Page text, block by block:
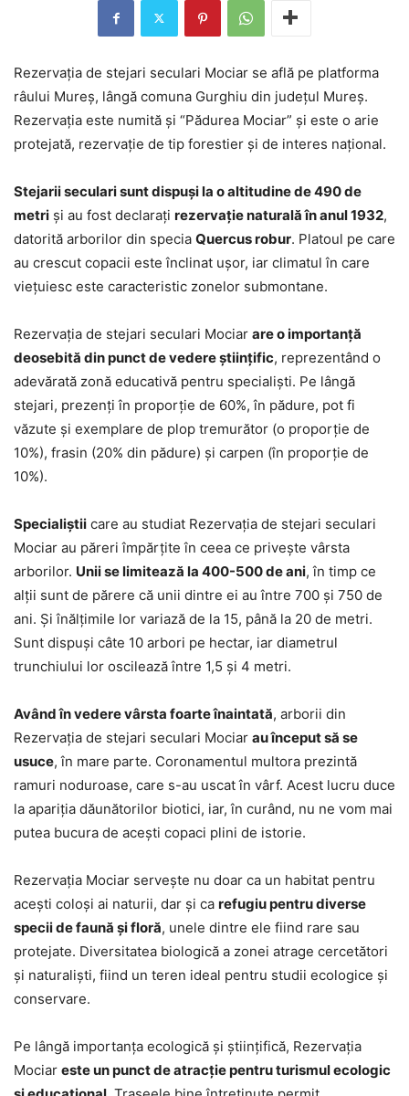
Rezervaţia de stejari seculari Mociar se află pe platforma
râului Mureş, lângă comuna Gurghiu din judeţul Mureş.
Rezervaţia este numită şi “Pădurea Mociar” şi este o arie
protejată, rezervaţie de tip forestier şi de interes naţional.
Stejarii seculari sunt dispuşi la o altitudine de 490 de
metri şi au fost declaraţi rezervaţie naturală în anul 1932,
datorită arborilor din specia Quercus robur. Platoul pe care
au crescut copacii este înclinat uşor, iar climatul în care
vieţuiesc este caracteristic zonelor submontane.
Rezervaţia de stejari seculari Mociar are o importanţă
deosebită din punct de vedere ştiinţific, reprezentând o
adevărată zonă educativă pentru specialişti. Pe lângă
stejari, prezenţi în proporţie de 60%, în pădure, pot fi
văzute şi exemplare de plop tremurător (o proporţie de
10%), frasin (20% din pădure) şi carpen (în proporţie de
10%).
Specialiştii care au studiat Rezervaţia de stejari seculari
Mociar au păreri împărţite în ceea ce priveşte vârsta
arborilor. Unii se limitează la 400-500 de ani, în timp ce
alţii sunt de părere că unii dintre ei au între 700 şi 750 de
ani. Şi înălţimile lor variază de la 15, până la 20 de metri.
Sunt dispuşi câte 10 arbori pe hectar, iar diametrul
trunchiului lor oscilează între 1,5 şi 4 metri.
Având în vedere vârsta foarte înaintată, arborii din
Rezervaţia de stejari seculari Mociar au început să se
usuce, în mare parte. Coronamentul multora prezintă
ramuri noduroase, care s-au uscat în vârf. Acest lucru duce
la apariţia dăunătorilor biotici, iar, în curând, nu ne vom mai
putea bucura de aceşti copaci plini de istorie.
Rezervația Mociar servește nu doar ca un habitat pentru
acești coloși ai naturii, dar și ca refugiu pentru diverse
specii de faună și floră, unele dintre ele fiind rare sau
protejate. Diversitatea biologică a zonei atrage cercetători
și naturaliști, fiind un teren ideal pentru studii ecologice și
conservare.
Pe lângă importanța ecologică și științifică, Rezervația
Mociar este un punct de atracție pentru turismul ecologic